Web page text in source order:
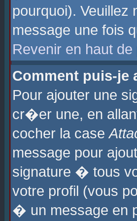
pourquoi). Veuillez
message une fois
Revenir en haut de
Comment puis-je
Pour ajouter une
cr�er une, en
cocher la case
message pour
signature � tous
votre profil (vous
� un message en